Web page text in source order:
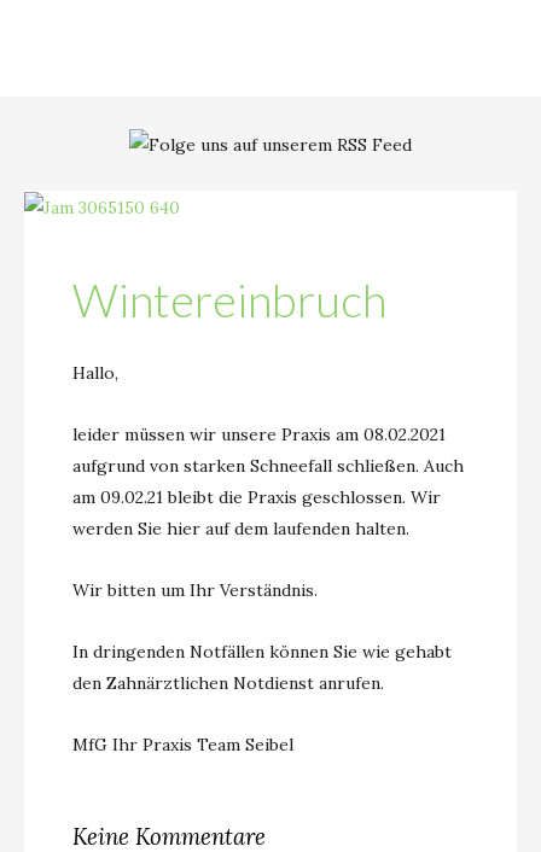
Wintereinbruch
Hallo,
leider müssen wir unsere Praxis am 08.02.2021
aufgrund von starken Schneefall schließen. Auch
am 09.02.21 bleibt die Praxis geschlossen. Wir
werden Sie hier auf dem laufenden halten.
Wir bitten um Ihr Verständnis.
In dringenden Notfällen können Sie wie gehabt
den Zahnärztlichen Notdienst anrufen.
MfG Ihr Praxis Team Seibel
Keine Kommentare